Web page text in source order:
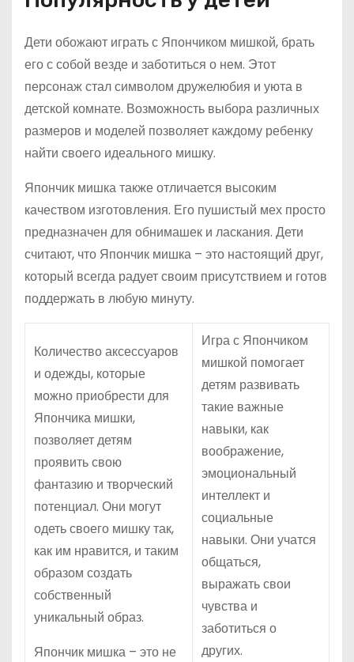
Дети обожают играть с Япончиком мишкой, брать
его с собой везде и заботиться о нем. Этот
персонаж стал символом дружелюбия и уюта в
детской комнате. Возможность выбора различных
размеров и моделей позволяет каждому ребенку
найти своего идеального мишку.
Япончик мишка также отличается высоким
качеством изготовления. Его пушистый мех просто
предназначен для обнимашек и ласкания. Дети
считают, что Япончик мишка – это настоящий друг,
который всегда радует своим присутствием и готов
поддержать в любую минуту.
Количество аксессуаров
и одежды, которые
можно приобрести для
Япончика мишки,
позволяет детям
проявить свою
фантазию и творческий
потенциал. Они могут
одеть своего мишку так,
как им нравится, и таким
образом создать
собственный
уникальный образ.
Япончик мишка – это не
Игра с Япончиком
мишкой помогает
детям развивать
такие важные
навыки, как
воображение,
эмоциональный
интеллект и
социальные
навыки. Они учатся
общаться,
выражать свои
чувства и
заботиться о
других.